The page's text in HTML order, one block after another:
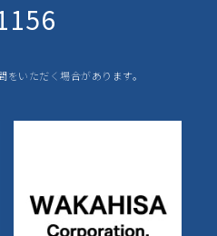
いただく場合があります。